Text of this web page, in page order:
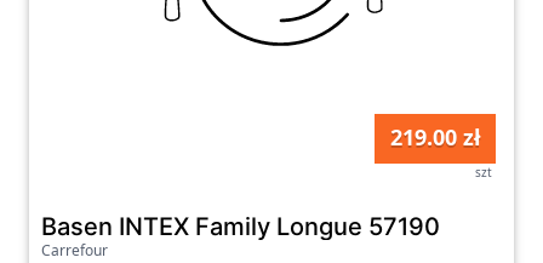
219.00 zł
szt
Basen INTEX Family Longue 57190
Carrefour